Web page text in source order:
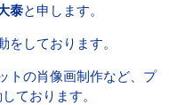
泰と申します。
しております。
トの肖像画制作など、プ
ております。